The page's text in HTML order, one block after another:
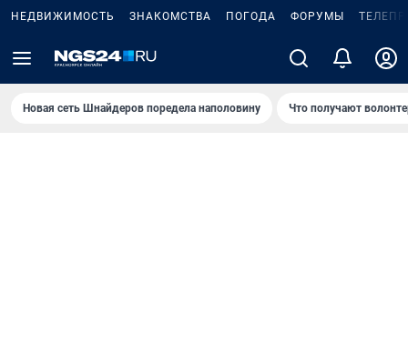
НЕДВИЖИМОСТЬ ЗНАКОМСТВА ПОГОДА ФОРУМЫ
Новая сеть Шнайдеров поредела наполовину Что получают